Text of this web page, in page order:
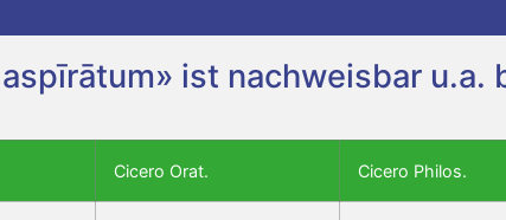
ist nachweisbar u.a.
Cicero Orat. Cicero Philos.